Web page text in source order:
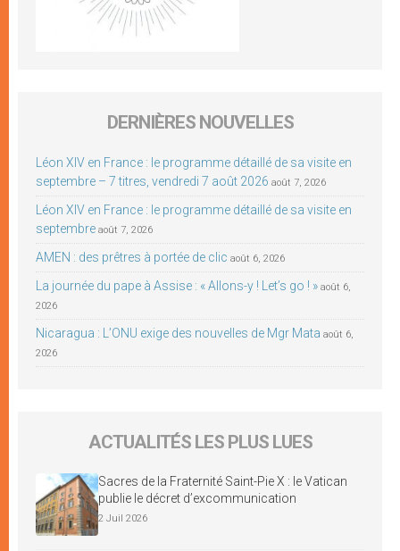
DERNIÈRES NOUVELLES
Léon XIV en France : le programme détaillé de sa visite en
septembre – 7 titres, vendredi 7 août 2026 août 7, 2026
Léon XIV en France : le programme détaillé de sa visite en
septembre août 7, 2026
AMEN : des prêtres à portée de clic août 6, 2026
La journée du pape à Assise : « Allons-y ! Let’s go ! » août 6,
2026
Nicaragua : L’ONU exige des nouvelles de Mgr Mata août 6,
2026
ACTUALITÉS LES PLUS LUES
Sacres de la Fraternité Saint-Pie X : le Vatican
publie le décret d’excommunication
2 Juil 2026